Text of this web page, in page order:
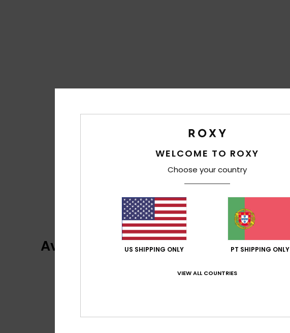
Avaliações dos clientes
WELCOME TO ROXY
Choose your country
US SHIPPING ONLY PT SHIPPING ONLY
VIEW ALL COUNTRIES